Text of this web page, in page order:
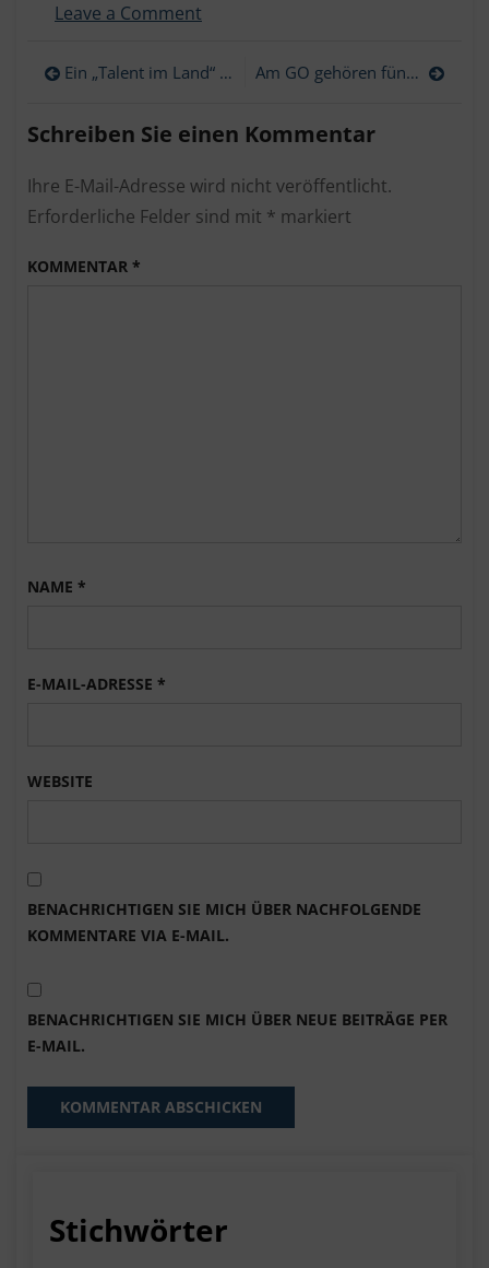
Leave a Comment
ist
Beitragsnavigation
Ein „Talent im Land“ geht in Ochsenhausen ans Gymnasium Am GO gehören fünf Jugendliche zu den Mathe-Champions im Land
Schreiben Sie einen Kommentar
Ihre E-Mail-Adresse wird nicht veröffentlicht.
Erforderliche Felder sind mit * markiert
KOMMENTAR *
NAME *
E-MAIL-ADRESSE *
WEBSITE
BENACHRICHTIGEN SIE MICH ÜBER NACHFOLGENDE
KOMMENTARE VIA E-MAIL.
BENACHRICHTIGEN SIE MICH ÜBER NEUE BEITRÄGE PER
E-MAIL.
Stichwörter